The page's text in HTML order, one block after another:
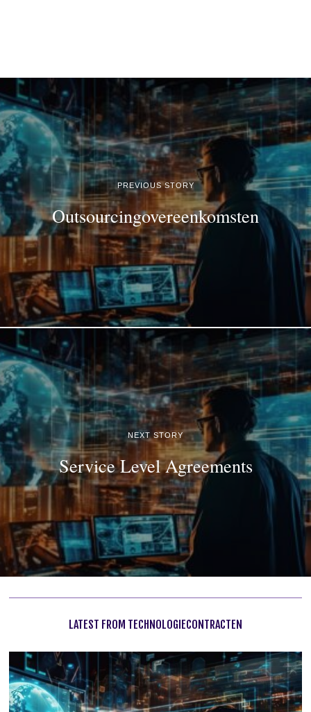
PREVIOUS STORY
Outsourcingovereenkomsten
NEXT STORY
Service Level Agreements
LATEST FROM TECHNOLOGIECONTRACTEN